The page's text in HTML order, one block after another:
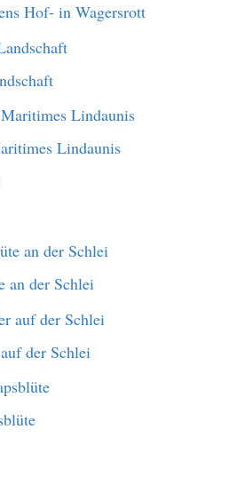
Hof- in Wagersrott
Lindaunis
an der Schlei
der Schlei